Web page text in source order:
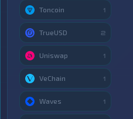
Toncoin 1
TrueUSD 2
Uniswap 1
VeChain 1
Waves 1